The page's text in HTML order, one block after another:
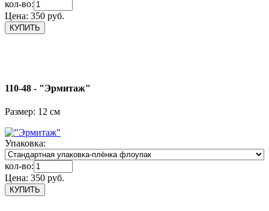
кол-во:
Цена: 350 руб.
110-48 - "Эрмитаж"
Размер: 12 см
Упаковка:
кол-во:
Цена: 350 руб.